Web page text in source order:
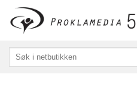
Skip
content
Søk